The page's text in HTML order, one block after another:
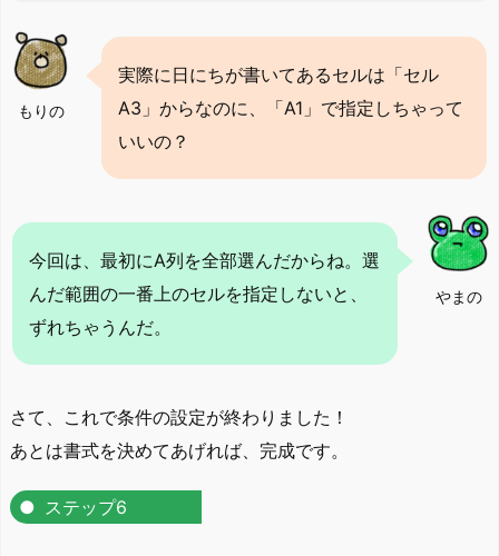
もりの
実際に日にちが書いてあるセルは「セル
A3」からなのに、「A1」で指定しちゃって
いいの？
やまの
今回は、最初にA列を全部選んだからね。選
んだ範囲の一番上のセルを指定しないと、
ずれちゃうんだ。
さて、これで条件の設定が終わりました！
あとは書式を決めてあげれば、完成です。
ステップ6